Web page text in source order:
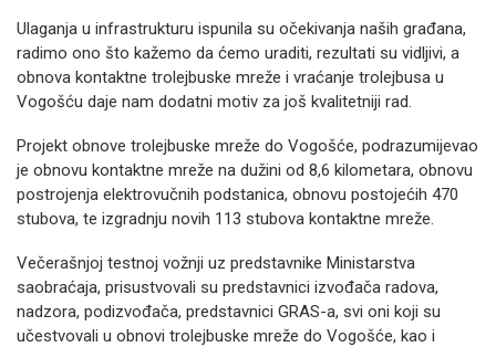
Ulaganja u infrastrukturu ispunila su očekivanja naših građana,
radimo ono što kažemo da ćemo uraditi, rezultati su vidljivi, a
obnova kontaktne trolejbuske mreže i vraćanje trolejbusa u
Vogošću daje nam dodatni motiv za još kvalitetniji rad.
Projekt obnove trolejbuske mreže do Vogošće, podrazumijevao
je obnovu kontaktne mreže na dužini od 8,6 kilometara, obnovu
postrojenja elektrovučnih podstanica, obnovu postojećih 470
stubova, te izgradnju novih 113 stubova kontaktne mreže.
Večerašnjoj testnoj vožnji uz predstavnike Ministarstva
saobraćaja, prisustvovali su predstavnici izvođača radova,
nadzora, podizvođača, predstavnici GRAS-a, svi oni koji su
učestvovali u obnovi trolejbuske mreže do Vogošće, kao i